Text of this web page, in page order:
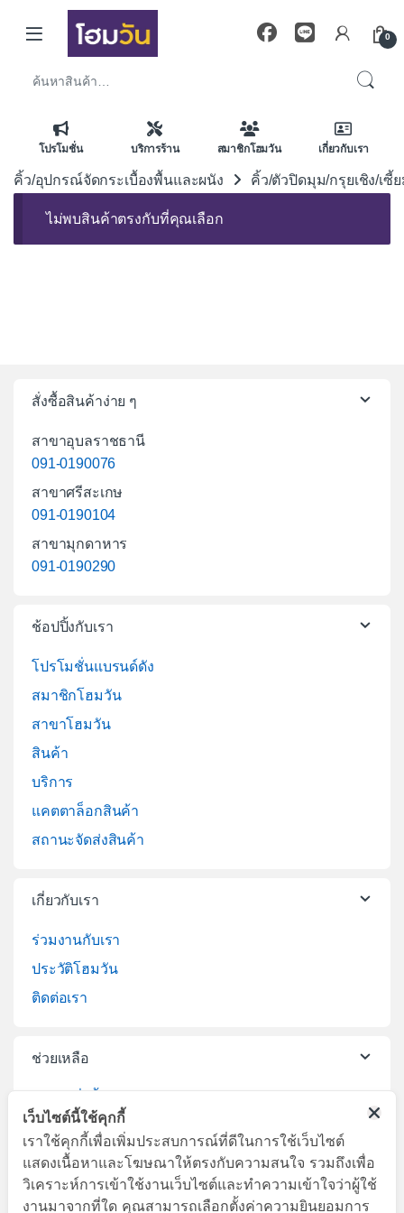
Skip to navigation
Skip to content
0
โปรโมชั่น บริการร้าน สมาชิกโฮมวัน เกี่ยวกับเรา
คิ้ว/อุปกรณ์จัดกระเบื้องพื้นและผนัง คิ้ว/ตัวปิดมุม/กรุยเชิง/เซี้
ไม่พบสินค้าตรงกับที่คุณเลือก
สั่งซื้อสินค้าง่าย ๆ
สาขาอุบลราชธานี
091-0190076
สาขาศรีสะเกษ
091-0190104
สาขามุกดาหาร
091-0190290
ช้อปปิ้งกับเรา
โปรโมชั่นแบรนด์ดัง
สมาชิกโฮมวัน
สาขาโฮมวัน
สินค้า
บริการ
แคตตาล็อกสินค้า
สถานะจัดส่งสินค้า
เกี่ยวกับเรา
ร่วมงานกับเรา
ประวัติโฮมวัน
ติดต่อเรา
ช่วยเหลือ
บริการจัดส่งสินค้า
เปลี่ยนคืนสินค้า
เว็บไซต์นี้ใช้คุกกี้
เราใช้คุกกี้เพื่อเพิ่มประสบการณ์ที่ดีในการใช้เว็บไซต์
แสดงเนื้อหาและโฆษณาให้ตรงกับความสนใจ รวมถึงเพื่อ
วิเคราะห์การเข้าใช้งานเว็บไซต์และทำความเข้าใจว่าผู้ใช้
งานมาจากที่ใด คุณสามารถเลือกตั้งค่าความยินยอมการ